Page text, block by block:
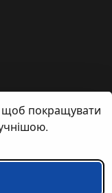
Текнолоджиз». Усі
користувачем
відповідальності за
сайтах. Кінцева
способу оплати.
користувацької
покращувати